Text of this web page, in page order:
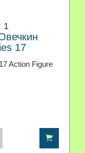
1
17
Action Figure